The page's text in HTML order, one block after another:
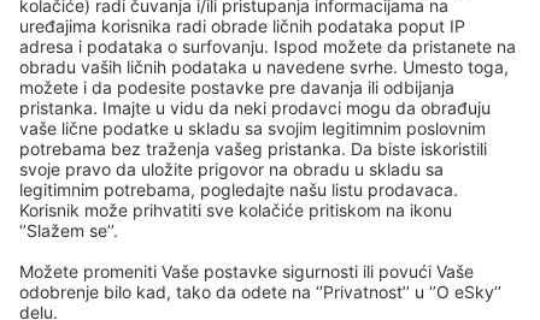
rezultate
Pokušajte još jednom kad izaberete druge kriterijume
Copyright © eSky.rs. Sva prava zadržana.